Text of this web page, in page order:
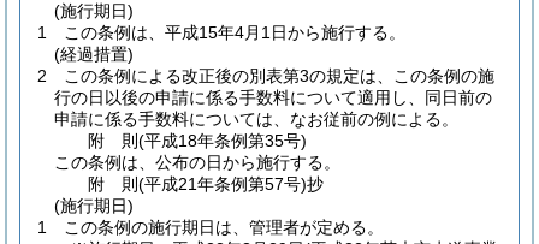
(施行期日)
1
この条例は、平成15年4月1日から施行する。
(経過措置)
2
この条例による改正後の別表第3の規定は、この条例の施
行の日以後の申請に係る手数料について適用し、同日前の
申請に係る手数料については、なお従前の例による。
附 則(平成18年条例第35号)
この条例は、公布の日から施行する。
附 則(平成21年条例第57号)抄
(施行期日)
1
この条例の施行期日は、管理者が定める。